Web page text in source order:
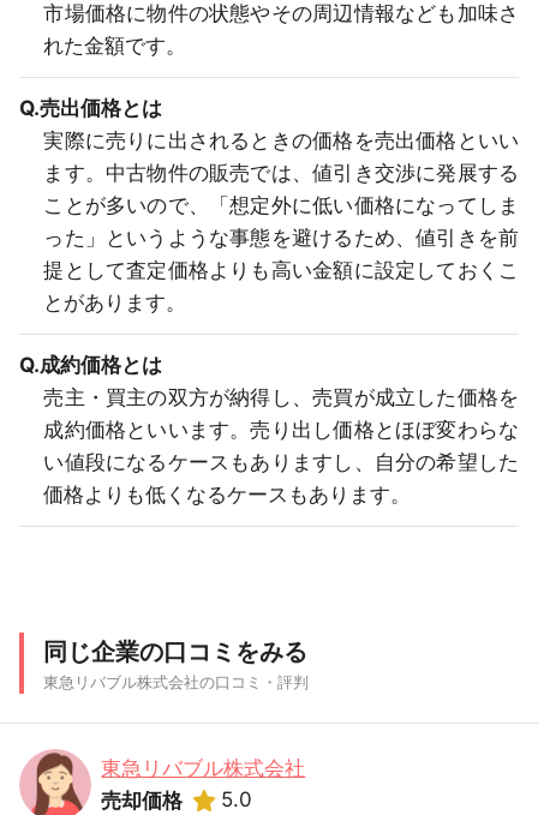
市場価格に物件の状態やその周辺情報なども加味さ
れた金額です。
Q.売出価格とは
実際に売りに出されるときの価格を売出価格といい
ます。中古物件の販売では、値引き交渉に発展する
ことが多いので、「想定外に低い価格になってしま
った」というような事態を避けるため、値引きを前
提として査定価格よりも高い金額に設定しておくこ
とがあります。
Q.成約価格とは
売主・買主の双方が納得し、売買が成立した価格を
成約価格といいます。売り出し価格とほぼ変わらな
い値段になるケースもありますし、自分の希望した
価格よりも低くなるケースもあります。
同じ企業の口コミをみる
東急リバブル株式会社の口コミ・評判
東急リバブル株式会社
売却価格
5.0